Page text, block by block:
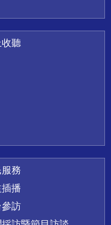
聽
務
播
參訪